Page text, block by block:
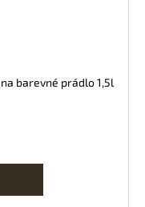
barevné prádlo 1,5l